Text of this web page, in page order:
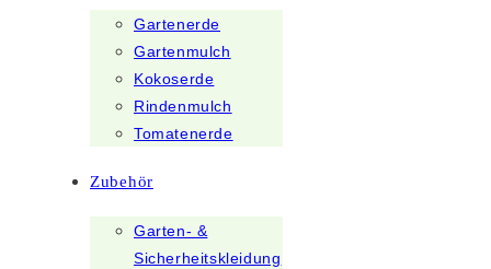
Gartenerde
Gartenmulch
Kokoserde
Rindenmulch
Tomatenerde
Zubehör
Garten- &
Sicherheitskleidung